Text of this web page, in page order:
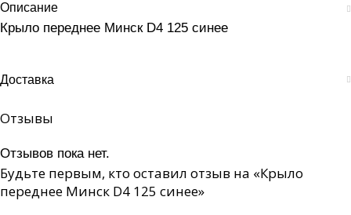
Описание
Крыло переднее Минск D4 125 синее
Доставка
Отзывы
Отзывов пока нет.
Будьте первым, кто оставил отзыв на «Крыло
переднее Минск D4 125 синее»